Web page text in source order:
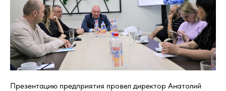
Презентацию предприятия провел директор Анатолий